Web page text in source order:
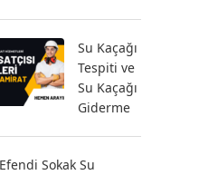
Su Kaçağı
Tespiti ve
Su Kaçağı
Giderme
Sokak Su